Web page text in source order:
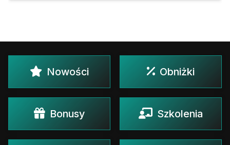
Nowości Obniżki
Bonusy Szkolenia